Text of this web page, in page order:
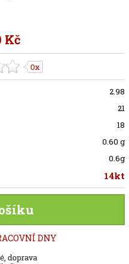
Kč
0x
2.98
21
18
0.60 g
0.6g
14kt
DNY